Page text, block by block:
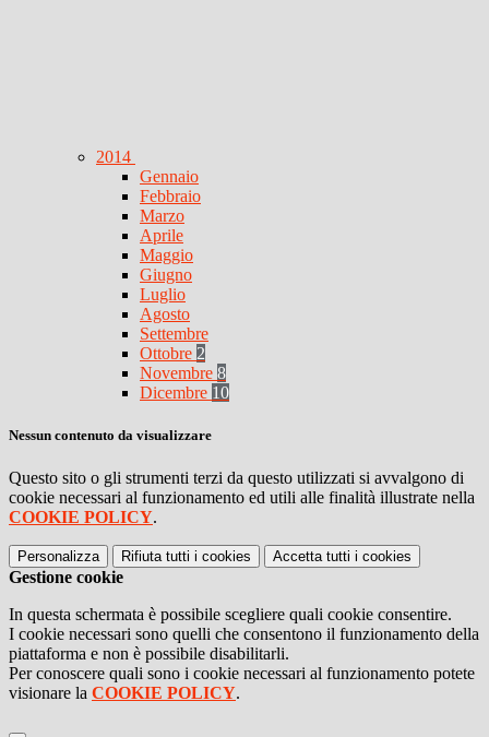
2014
Gennaio
Febbraio
Marzo
Aprile
Maggio
Giugno
Luglio
Agosto
Settembre
Ottobre 2
Novembre 8
Dicembre 10
Nessun contenuto da visualizzare
Questo sito o gli strumenti terzi da questo utilizzati si avvalgono di
cookie necessari al funzionamento ed utili alle finalità illustrate nella
COOKIE POLICY.
Personalizza Rifiuta tutti i cookies Accetta tutti i cookies
Gestione cookie
In questa schermata è possibile scegliere quali cookie consentire.
I cookie necessari sono quelli che consentono il funzionamento della
piattaforma e non è possibile disabilitarli.
Per conoscere quali sono i cookie necessari al funzionamento potete
visionare la COOKIE POLICY.